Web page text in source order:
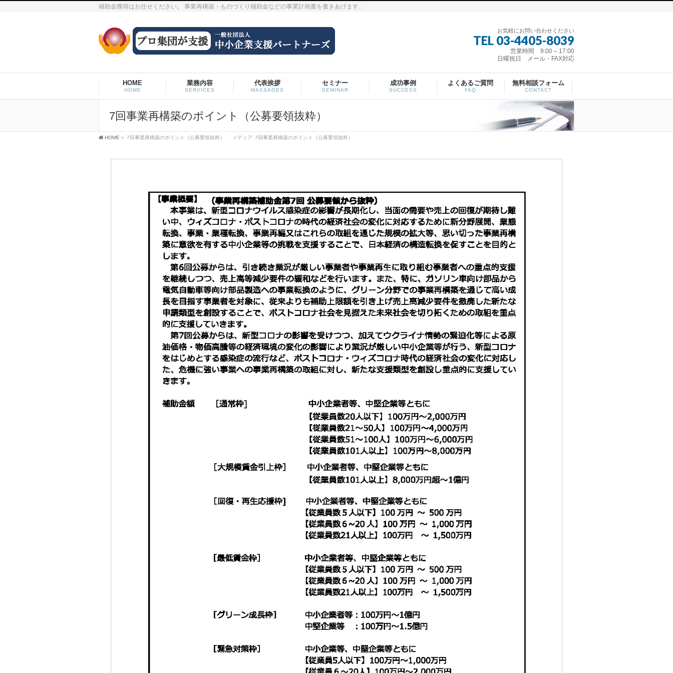
補助金獲得はお任せください。 事業再構築・ものづくり補助金などの事業計画書を書きあげます。
お気軽にお問い合わせください
TEL 03-4405-8039
営業時間 9:00 – 17:00
日曜祝日 メール・FAX対応
HOME
HOME
業務内容
SERVICES
代表挨拶
MASSAGES
セミナー
SEMINAR
成功事例
SUCCESS
よくあるご質問
FAQ
無料相談フォーム
CONTACT
7回事業再構築のポイント（公募要領抜粋）
HOME » 7回事業再構築のポイント（公募要領抜粋） メディア 7回事業再構築のポイント（公募要領抜粋）